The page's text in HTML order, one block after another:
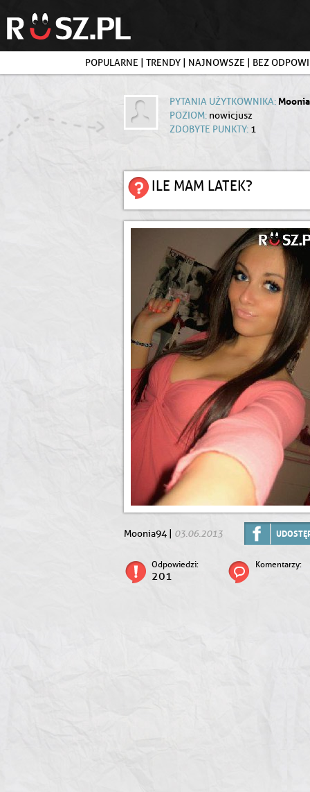
POPULARNE | TRENDY | NAJNOWSZE | BEZ
PYTANIA UŻYTKOWNIKA:
POZIOM: nowicjusz
ZDOBYTE PUNKTY: 1
ILE MAM LATEK?
Moonia94 | 03.06.2013
Odpowiedzi:
201
Komentarzy: